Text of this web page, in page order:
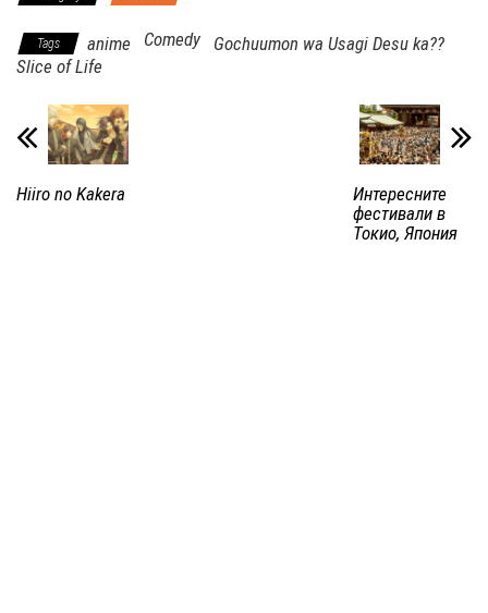
Tags anime Comedy
Gochuumon wa Usagi Desu ka??
Slice of Life
Hiiro no Kakera
Интересните
фестивали в
Токио, Япония